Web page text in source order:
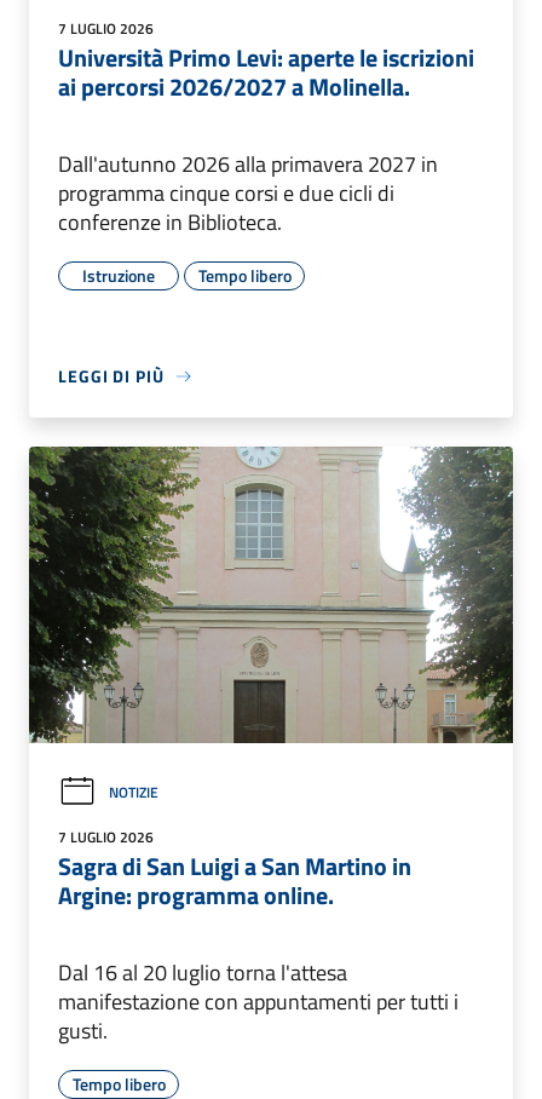
7 LUGLIO 2026
Università Primo Levi: aperte le iscrizioni
ai percorsi 2026/2027 a Molinella.
Dall'autunno 2026 alla primavera 2027 in
programma cinque corsi e due cicli di
conferenze in Biblioteca.
Istruzione Tempo libero
LEGGI DI PIÙ
NOTIZIE
7 LUGLIO 2026
Sagra di San Luigi a San Martino in
Argine: programma online.
Dal 16 al 20 luglio torna l'attesa
manifestazione con appuntamenti per tutti i
gusti.
Tempo libero